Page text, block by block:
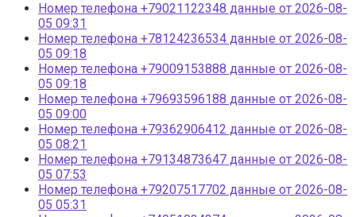
Номер телефона +79021122348 данные от 2026-08-
05 09:31
Номер телефона +78124236534 данные от 2026-08-
05 09:18
Номер телефона +79009153888 данные от 2026-08-
05 09:18
Номер телефона +79693596188 данные от 2026-08-
05 09:00
Номер телефона +79362906412 данные от 2026-08-
05 08:21
Номер телефона +79134873647 данные от 2026-08-
05 07:53
Номер телефона +79207517702 данные от 2026-08-
05 05:31